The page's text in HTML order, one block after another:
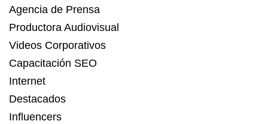
Agencia de Prensa
Productora Audiovisual
Videos Corporativos
Capacitación SEO
Internet
Destacados
Influencers